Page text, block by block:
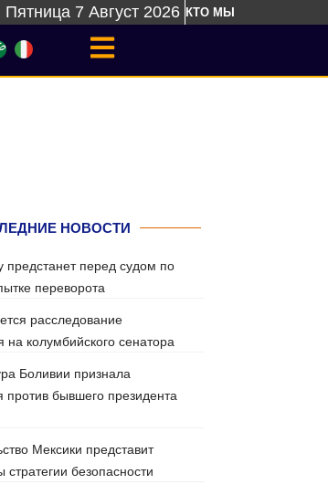
Пятница 7 Август 2026 КТО МЫ
НОВОСТИ
предстанет перед судом по
переворота
расследование
на колумбийского сенатора
Боливии признала
против бывшего президента
Мексики представит
стратегии безопасности